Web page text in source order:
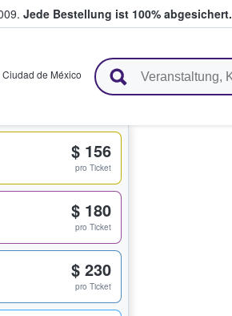
Jede Bestellung ist 100% abgesichert.
Ciudad de México
$ 156
pro Ticket
$ 180
pro Ticket
$ 230
pro Ticket